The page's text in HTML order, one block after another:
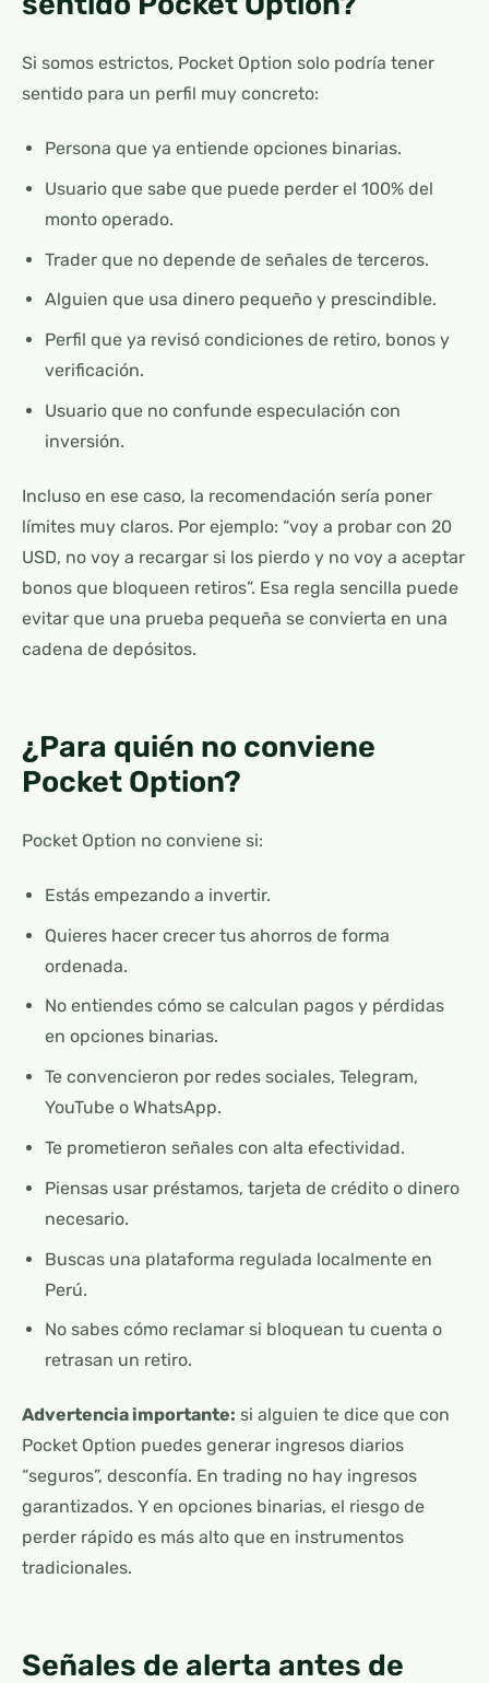
Si somos estrictos, Pocket Option solo podría tener
sentido para un perfil muy concreto:
Persona que ya entiende opciones binarias.
Usuario que sabe que puede perder el 100% del
monto operado.
Trader que no depende de señales de terceros.
Alguien que usa dinero pequeño y prescindible.
Perfil que ya revisó condiciones de retiro, bonos y
verificación.
Usuario que no confunde especulación con
inversión.
Incluso en ese caso, la recomendación sería poner
límites muy claros. Por ejemplo: “voy a probar con 20
USD, no voy a recargar si los pierdo y no voy a aceptar
bonos que bloqueen retiros”. Esa regla sencilla puede
evitar que una prueba pequeña se convierta en una
cadena de depósitos.
¿Para quién no conviene
Pocket Option?
Pocket Option no conviene si:
Estás empezando a invertir.
Quieres hacer crecer tus ahorros de forma
ordenada.
No entiendes cómo se calculan pagos y pérdidas
en opciones binarias.
Te convencieron por redes sociales, Telegram,
YouTube o WhatsApp.
Te prometieron señales con alta efectividad.
Piensas usar préstamos, tarjeta de crédito o dinero
necesario.
Buscas una plataforma regulada localmente en
Perú.
No sabes cómo reclamar si bloquean tu cuenta o
retrasan un retiro.
Advertencia importante: si alguien te dice que con
Pocket Option puedes generar ingresos diarios
“seguros”, desconfía. En trading no hay ingresos
garantizados. Y en opciones binarias, el riesgo de
perder rápido es más alto que en instrumentos
tradicionales.
Señales de alerta antes de